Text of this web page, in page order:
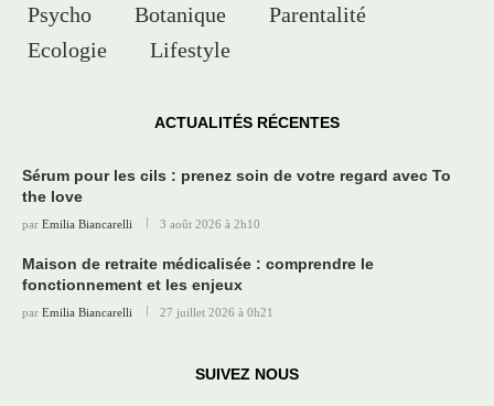
Psycho
Botanique
Parentalité
Ecologie
Lifestyle
ACTUALITÉS RÉCENTES
Sérum pour les cils : prenez soin de votre regard avec To
the love
par Emilia Biancarelli 3 août 2026 à 2h10
Maison de retraite médicalisée : comprendre le
fonctionnement et les enjeux
par Emilia Biancarelli 27 juillet 2026 à 0h21
SUIVEZ NOUS